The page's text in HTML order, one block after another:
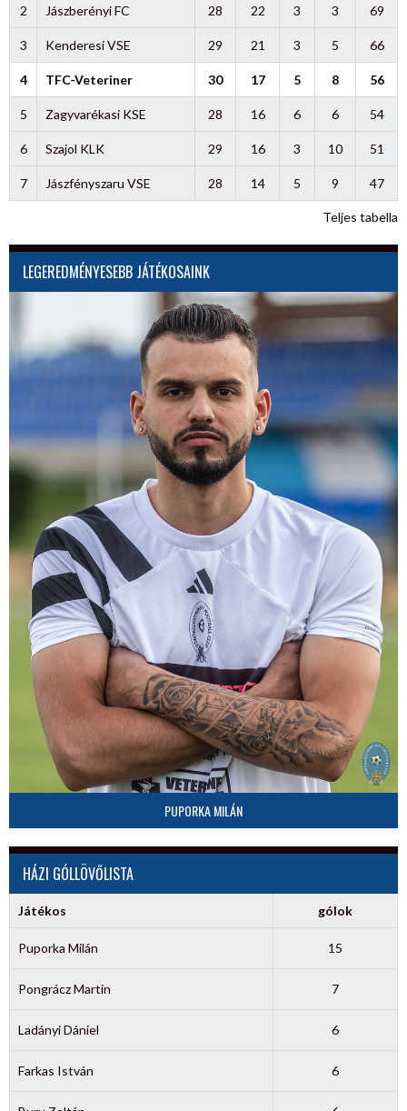
2 Jászberényi FC 28 22 3 3 69
3 Kenderesi VSE 29 21 3 5 66
4 TFC-Veteriner 30 17 5 8 56
5 Zagyvarékasi KSE 28 16 6 6 54
6 Szajol KLK 29 16 3 10 51
7 Jászfényszaru VSE 28 14 5 9 47
Teljes tabella
LEGEREDMÉNYESEBB JÁTÉKOSAINK
PUPORKA MILÁN
HÁZI GÓLLÖVŐLISTA
Játékos gólok
Puporka Milán 15
Pongrácz Martin 7
Ladányi Dániel 6
Farkas István 6